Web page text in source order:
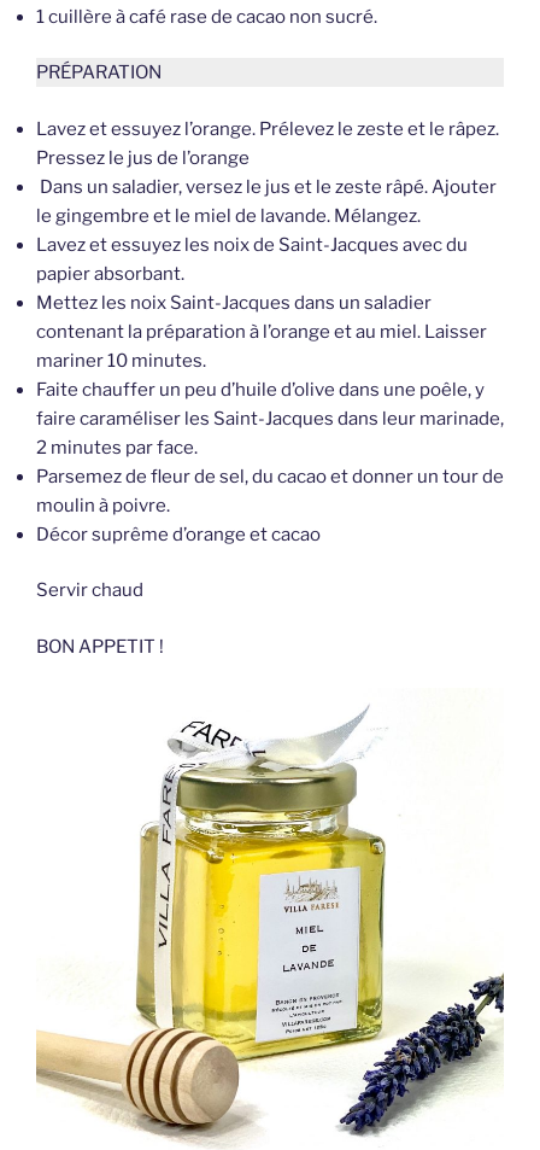
1 cuillère à café rase de cacao non sucré.
PRÉPARATION
Lavez et essuyez l’orange. Prélevez le zeste et le râpez.
Pressez le jus de l’orange
Dans un saladier, versez le jus et le zeste râpé. Ajouter
le gingembre et le miel de lavande. Mélangez.
Lavez et essuyez les noix de Saint-Jacques avec du
papier absorbant.
Mettez les noix Saint-Jacques dans un saladier
contenant la préparation à l’orange et au miel. Laisser
mariner 10 minutes.
Faite chauffer un peu d’huile d’olive dans une poêle, y
faire caraméliser les Saint-Jacques dans leur marinade,
2 minutes par face.
Parsemez de fleur de sel, du cacao et donner un tour de
moulin à poivre.
Décor suprême d’orange et cacao
Servir chaud
BON APPETIT !